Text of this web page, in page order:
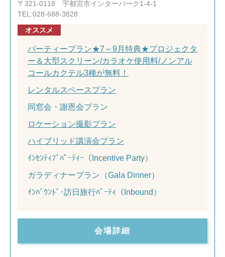
〒321-0118 宇都宮市インターパーク1-4-1
TEL:028-688-3828
オススメ
パーティープラン★7～9月特典★プロジェクタ
ー＆大型スクリーン/カラオケ使用料/ノンアル
コールカクテル3種が無料！
レンタルスペースプラン
同窓会・謝恩会プラン
ロケーション撮影プラン
ハイブリッド講演会プラン
ｲﾝｾﾝﾃｨﾌﾞﾊﾟｰﾃｨｰ（Incentive Party）
ガラディナープラン（Gala Dinner）
ｲﾝﾊﾞｳﾝﾄﾞ･訪日旅行ﾊﾟｰﾃｨ（Inbound）
会場詳細